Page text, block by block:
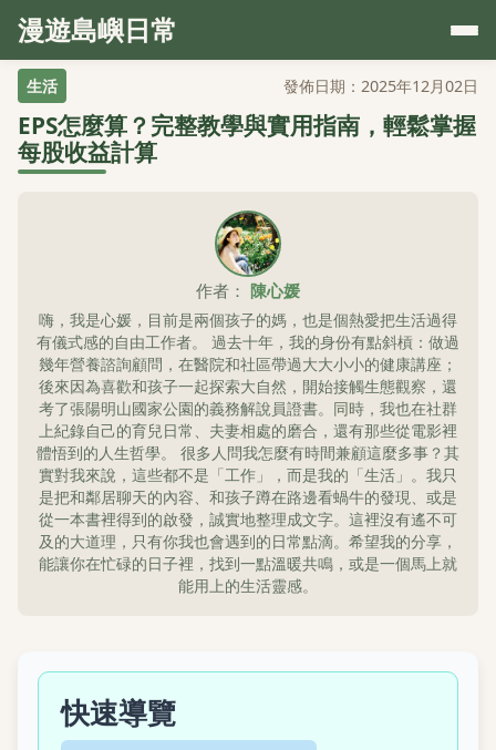
漫遊島嶼日常
生活 發佈日期：2025年12月02日
EPS怎麼算？完整教學與實用指南，輕鬆掌握
每股收益計算
作者： 陳心媛
嗨，我是心媛，目前是兩個孩子的媽，也是個熱愛把生活過得
有儀式感的自由工作者。 過去十年，我的身份有點斜槓：做過
幾年營養諮詢顧問，在醫院和社區帶過大大小小的健康講座；
後來因為喜歡和孩子一起探索大自然，開始接觸生態觀察，還
考了張陽明山國家公園的義務解說員證書。同時，我也在社群
上紀錄自己的育兒日常、夫妻相處的磨合，還有那些從電影裡
體悟到的人生哲學。 很多人問我怎麼有時間兼顧這麼多事？其
實對我來說，這些都不是「工作」，而是我的「生活」。我只
是把和鄰居聊天的內容、和孩子蹲在路邊看蝸牛的發現、或是
從一本書裡得到的啟發，誠實地整理成文字。這裡沒有遙不可
及的大道理，只有你我也會遇到的日常點滴。希望我的分享，
能讓你在忙碌的日子裡，找到一點溫暖共鳴，或是一個馬上就
能用上的生活靈感。
快速導覽